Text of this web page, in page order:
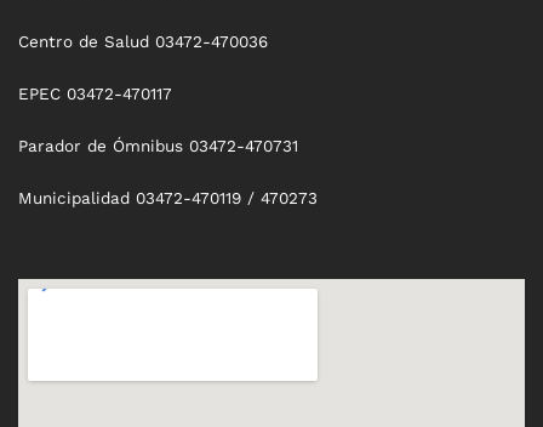
Centro de Salud 03472-470036
EPEC 03472-470117
Parador de Ómnibus 03472-470731
Municipalidad 03472-470119 / 470273